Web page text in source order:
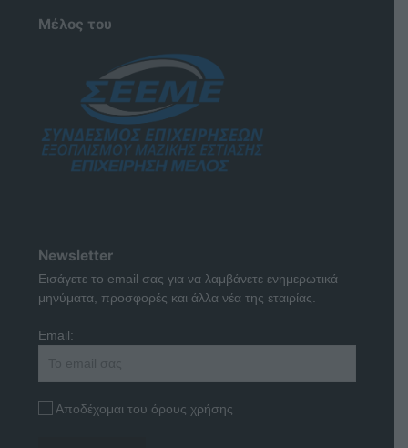
Μέλος του
Newsletter
Εισάγετε το email σας για να λαμβάνετε ενημερωτικά
μηνύματα, προσφορές και άλλα νέα της εταιρίας.
Email:
Αποδέχομαι του όρους χρήσης